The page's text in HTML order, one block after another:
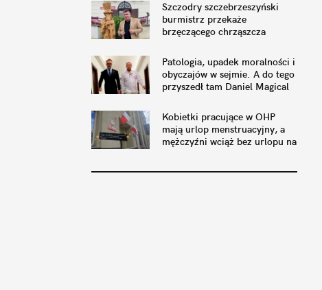
Szczodry szczebrzeszyński
burmistrz przekaże
brzęczącego chrząszcza
Patologia, upadek moralności i
obyczajów w sejmie. A do tego
przyszedł tam Daniel Magical
Kobietki pracujące w OHP
mają urlop menstruacyjny, a
mężczyźni wciąż bez urlopu na